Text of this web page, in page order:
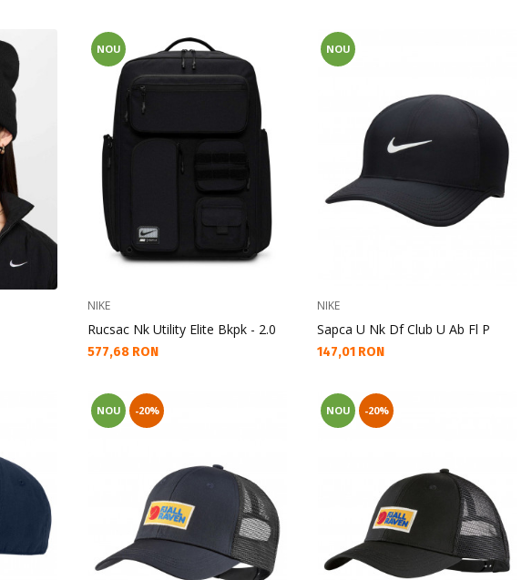
NOU
NIKE
Rucsac Nk Utility Elite Bkpk - 2.0
Текуща цена:
577,68 RON
NOU
NIKE
Sapca U Nk Df Club U Ab Fl P
Текуща цена:
147,01 RON
NOU -20% NOU -20%